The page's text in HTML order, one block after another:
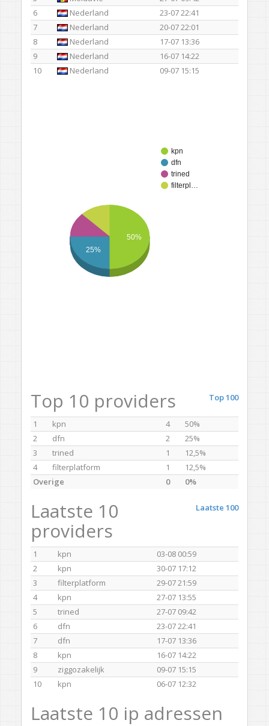
6
Nederland
23-07 22:41
7
Nederland
20-07 22:01
8
Nederland
17-07 13:36
9
Nederland
16-07 14:22
10
Nederland 09-07 15:15
kpn
dfn
trined
filterpl…
25%
50%
Top 100
Top 10 providers
1 kpn 4
50%
2
dfn 2
25%
3
trined 1
12,5%
4
filterplatform 1
12,5%
Overige
0 0%
Laatste 100
Laatste 10
providers
1 kpn
03-08 00:59
2
kpn
30-07 17:12
3
filterplatform
29-07 21:59
4
kpn
27-07 13:55
5
trined
27-07 09:42
6
dfn
23-07 22:41
7
dfn
17-07 13:36
8
kpn
16-07 14:22
9
ziggozakelijk
09-07 15:15
10
kpn 06-07 12:32
Laatste 10 ip adressen